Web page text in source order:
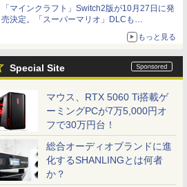
「マインクラフト」Switch2版が10月27日に発
売決定。「スーパーマリオ」DLCも
Switch版からのアップグレードも可能に
もっと見る
Special Site
マウス、RTX 5060 Ti搭載ゲ
ーミングPCが7万5,000円オ
フで30万円台！
総合オーディオブランドに進
化するSHANLINGとは何者
か？